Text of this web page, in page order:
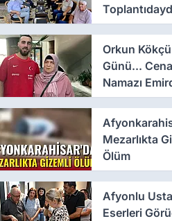
Orkun
Günü...
Namazı
Mezarlıkta
Ölüm
Afyonlu
Eserleri